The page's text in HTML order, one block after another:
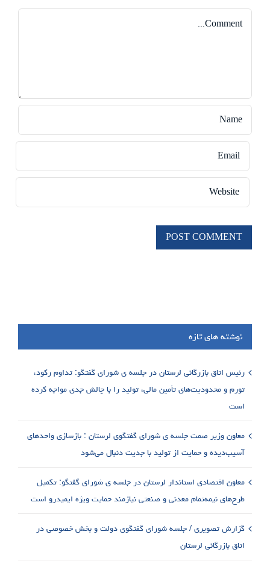
نوشته های تازه
رئیس اتاق بازرگانی لرستان در جلسه ی شورای گفتگو: تداوم رکود،
تورم و محدودیت‌های تأمین مالی، تولید را با چالش جدی مواجه کرده
است
معاون وزیر صمت جلسه ی شورای گفتگوی لرستان : بازسازی واحدهای
آسیب‌دیده و حمایت از تولید با جدیت دنبال می‌شود
معاون اقتصادی استاندار لرستان در جلسه ی شورای گفتگو: تکمیل
طرح‌های نیمه‌تمام معدنی و صنعتی نیازمند حمایت ویژه ایمیدرو است
گزارش تصویری / جلسه شورای گفتگوی دولت و بخش خصوصی در
اتاق بازرگانی لرستان